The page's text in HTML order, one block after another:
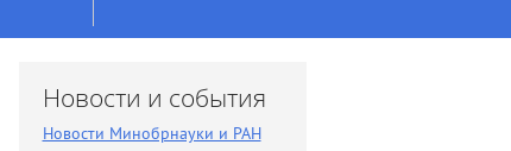
Новости и события
Новости Минобрнауки и РАН